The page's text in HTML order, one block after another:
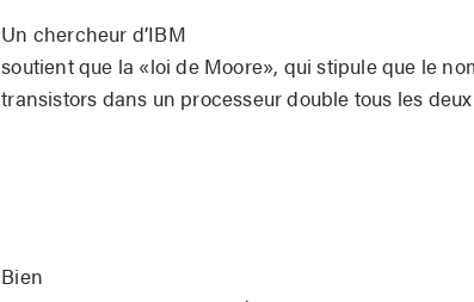
Un chercheur d’IBM
soutient que la «loi de Moore», qui stipule que le
transistors dans un processeur double tous les
Bien